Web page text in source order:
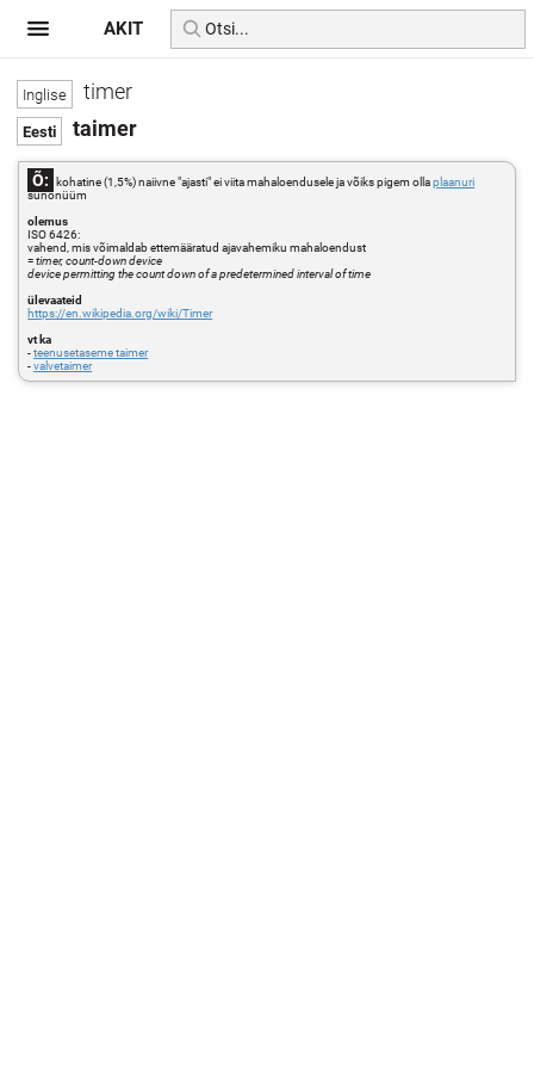
timer
taimer
Õ: kohatine (1,5%) naiivne "ajasti" ei viita mahaloendusele ja võiks pigem ollaplaanuri
sünonüüm
olemus
ISO 6426:
vahend, mis võimaldab ettemääratud ajavahemiku mahaloendust
=timer, count-down device
device permitting the count down of a predetermined interval of time
ülevaateid
https://en.wikipedia.org/wiki/Timer
vt ka
-teenusetaseme taimer
-valvetaimer
AKIT